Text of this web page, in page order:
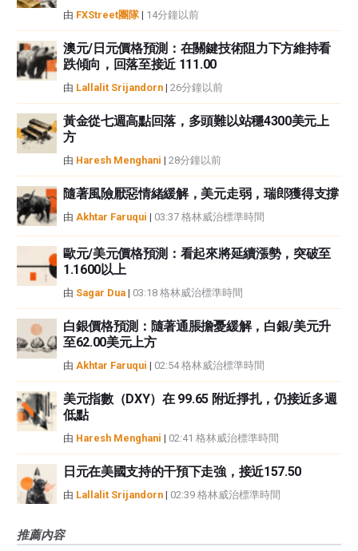
者沒有收到撰寫這篇文章的報酬。
性不作任何陳述。FXStreet和作者將不承擔任何錯誤，遺漏或任何損失，傷害
或損害由此資訊及其顯示或使用引起的。錯誤和遺漏除外。本文作者和
FXStreet並非註冊投資顧問，本文內容無意提供任何投資建議。
由 FXStreet團隊| 14分鐘以前
澳元/日元價格預測：在關鍵技術阻力下方維持看
跌傾向，回落至接近 111.00
由 Lallalit Srijandorn | 26分鐘以前
黃金從七週高點回落，多頭難以站穩4300美元上
方
由 Haresh Menghani | 28分鐘以前
隨著風險厭惡情緒緩解，美元走弱，瑞郎獲得支撐
由 Akhtar Faruqui | 03:37 格林威治標準時間
歐元/美元價格預測：看起來將延續漲勢，突破至
1.1600以上
由 Sagar Dua | 03:18 格林威治標準時間
白銀價格預測：隨著通脹擔憂緩解，白銀/美元升
至62.00美元上方
由 Akhtar Faruqui | 02:54 格林威治標準時間
美元指數（DXY）在 99.65 附近掙扎，仍接近多週
低點
由 Haresh Menghani | 02:41 格林威治標準時間
日元在美國支持的干預下走強，接近157.50
由 Lallalit Srijandorn | 02:39 格林威治標準時間
推薦內容